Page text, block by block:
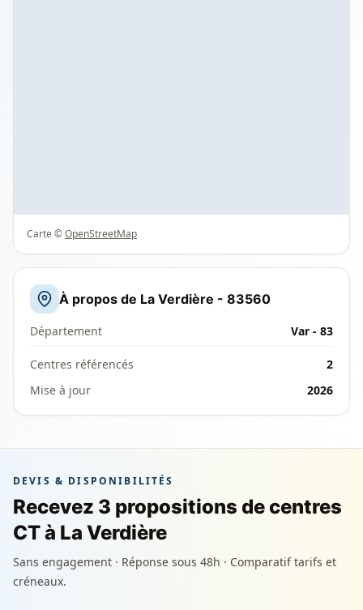
Carte ©OpenStreetMap
À propos de La Verdière - 83560
Département Var - 83
Centres référencés
2
Mise à jour
2026
DEVIS & DISPONIBILITÉS
Recevez 3 propositions de centres
CT à La Verdière
Sans engagement · Réponse sous 48h · Comparatif tarifs et
créneaux.